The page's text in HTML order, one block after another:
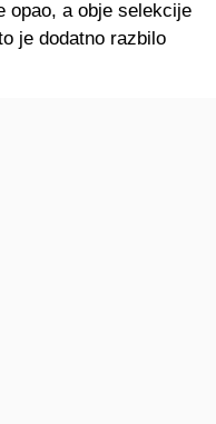
opao, a obje selekcije
je dodatno razbilo